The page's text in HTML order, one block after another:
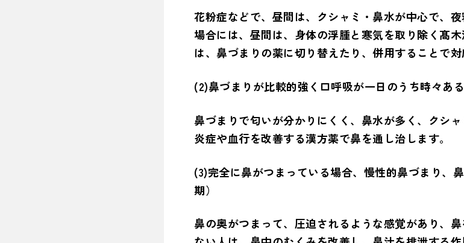
花粉症などで、昼間は、クシャミ・鼻水が中心で、
場合には、昼間は、身体の浮腫と寒気を取り除く髙
は、鼻づまりの薬に切り替えたり、併用することで対
(2)鼻づまりが比較的強く口呼吸が一日のうち時々ある
鼻づまりで匂いが分かりにくく、鼻水が多く、クシャ
炎症や血行を改善する漢方薬で鼻を通し治します。
(3)完全に鼻がつまっている場合、慢性的鼻づまり、
期）
鼻の奥がつまって、圧迫されるような感覚があり、